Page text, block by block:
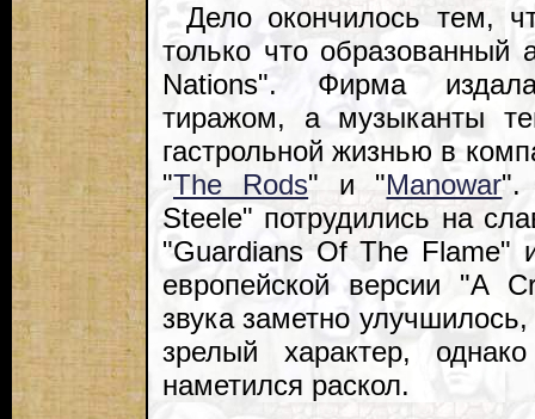
Дело окончилось тем,
только что образованный
Nations". Фирма
тиражом, а музыканты
гастрольной жизнью в
"The Rods" и "Manowar".
Steele" потрудились на
"Guardians Of The Flame"
европейской версии "A
звука заметно
зрелый характер,
наметился раскол.